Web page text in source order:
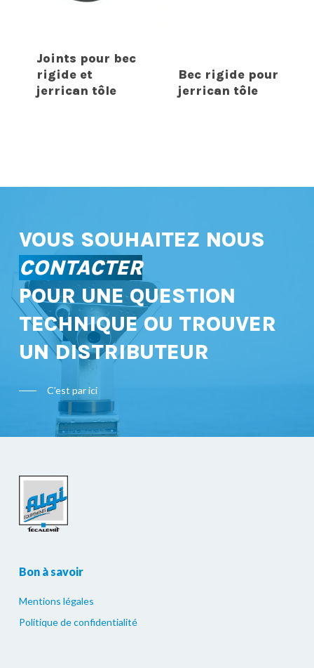
Joints pour bec
rigide et
jerrican tôle
Bec rigide pour
jerrican tôle
VOUS SOUHAITEZ NOUS
CONTACTER
POUR UNE QUESTION
TECHNIQUE OU TROUVER
UN DISTRIBUTEUR
C'est par ici
Bon à savoir
Mentions légales
Politique de confidentialité